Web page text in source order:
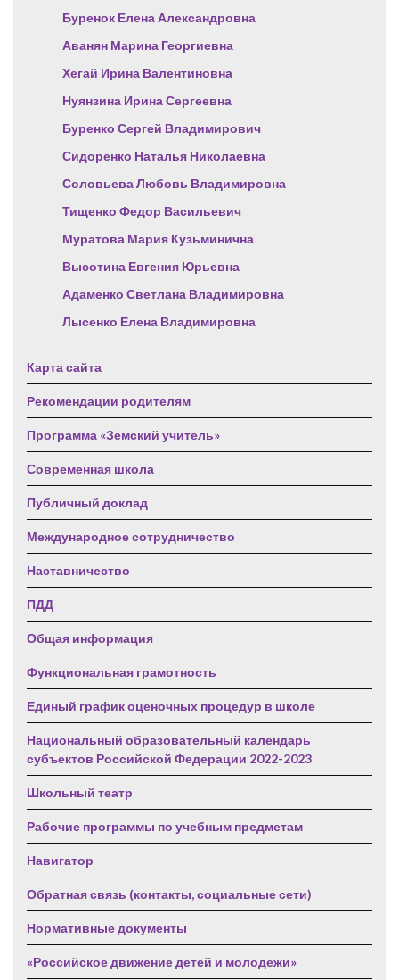
Буренок Елена Александровна
Аванян Марина Георгиевна
Хегай Ирина Валентиновна
Нуянзина Ирина Сергеевна
Буренко Сергей Владимирович
Сидоренко Наталья Николаевна
Соловьева Любовь Владимировна
Тищенко Федор Васильевич
Муратова Мария Кузьминична
Высотина Евгения Юрьевна
Адаменко Светлана Владимировна
Лысенко Елена Владимировна
Карта сайта
Рекомендации родителям
Программа «Земский учитель»
Современная школа
Публичный доклад
Международное сотрудничество
Наставничество
ПДД
Общая информация
Функциональная грамотность
Единый график оценочных процедур в школе
Национальный образовательный календарь
субъектов Российской Федерации 2022-2023
Школьный театр
Рабочие программы по учебным предметам
Навигатор
Обратная связь (контакты, социальные сети)
Нормативные документы
«Российское движение детей и молодежи»